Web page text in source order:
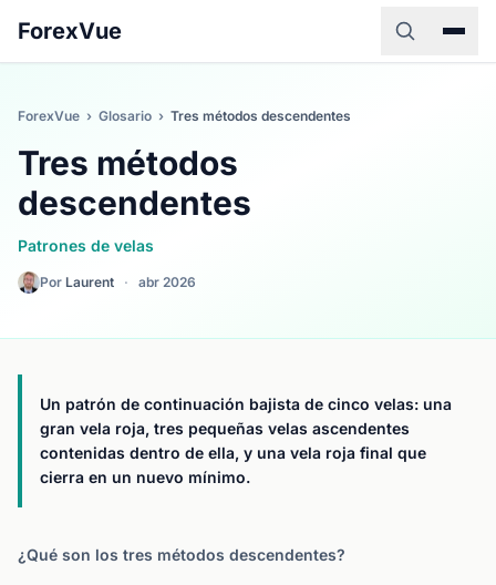
ForexVue
ForexVue › Glosario › Tres métodos descendentes
Tres métodos
descendentes
Patrones de velas
Por Laurent · abr 2026
Un patrón de continuación bajista de cinco velas: una
gran vela roja, tres pequeñas velas ascendentes
contenidas dentro de ella, y una vela roja final que
cierra en un nuevo mínimo.
¿Qué son los tres métodos descendentes?